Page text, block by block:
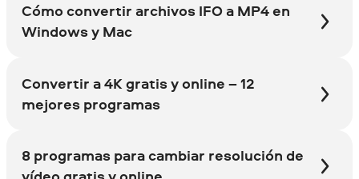
Cómo convertir archivos IFO a MP4 en
Windows y Mac
Convertir a 4K gratis y online – 12
mejores programas
8 programas para cambiar resolución de